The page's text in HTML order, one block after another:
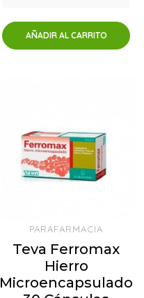
AÑADIR AL CARRITO
PARAFARMACIA
Teva Ferromax
Hierro
Microencapsulado